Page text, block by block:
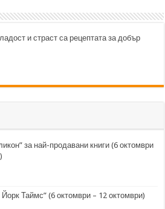
и страст са рецептата за добър
за най-продавани книги (6 октомври
Таймс” (6 октомври – 12 октомври)